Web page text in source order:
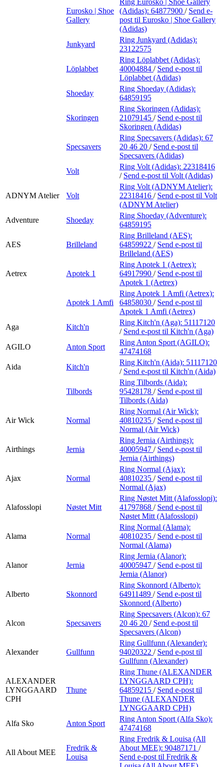
Eurosko | Shoe
Gallery
(Adidas): 64877900 / Send e-
post til Eurosko | Shoe Gallery
(Adidas)
Junkyard
Ring Junkyard (Adidas):
23122575
Löplabbet
Ring Löplabbet (Adidas):
40004884 / Send e-post til
Löplabbet (Adidas)
Shoeday
Ring Shoeday (Adidas):
64859195
Skoringen
Ring Skoringen (Adidas):
21079145 / Send e-post til
Skoringen (Adidas)
Specsavers
Ring Specsavers (Adidas): 67
20 46 20 / Send e-post til
Specsavers (Adidas)
Volt
Ring Volt (Adidas): 22318416
/ Send e-post til Volt (Adidas)
ADNYM Atelier Volt
Ring Volt (ADNYM Atelier):
22318416 / Send e-post til Volt
(ADNYM Atelier)
Adventure
Shoeday
Ring Shoeday (Adventure):
64859195
AES Brilleland
Ring Brilleland (AES):
64859922 / Send e-post til
Brilleland (AES)
Aetrex Apotek 1
Ring Apotek 1 (Aetrex):
64917990 / Send e-post til
Apotek 1 (Aetrex)
Apotek 1 Amfi
Ring Apotek 1 Amfi (Aetrex):
64858030 / Send e-post til
Apotek 1 Amfi (Aetrex)
Aga
Kitch'n
Ring Kitch'n (Aga): 51117120
/ Send e-post til Kitch'n (Aga)
AGILO
Anton Sport
Ring Anton Sport (AGILO):
47474168
Aida
Kitch'n
Ring Kitch'n (Aida): 51117120
/ Send e-post til Kitch'n (Aida)
Tilbords
Ring Tilbords (Aida):
95428178 / Send e-post til
Tilbords (Aida)
Air Wick Normal
Ring Normal (Air Wick):
40810235 / Send e-post til
Normal (Air Wick)
Airthings Jernia
Ring Jernia (Airthings):
40005947 / Send e-post til
Jernia (Airthings)
Ajax Normal
Ring Normal (Ajax):
40810235 / Send e-post til
Normal (Ajax)
Alafosslopi Nøstet Mitt
Ring Nøstet Mitt (Alafosslopi):
41797868 / Send e-post til
Nøstet Mitt (Alafosslopi)
Alama Normal
Ring Normal (Alama):
40810235 / Send e-post til
Normal (Alama)
Alanor Jernia
Ring Jernia (Alanor):
40005947 / Send e-post til
Jernia (Alanor)
Alberto Skonnord
Ring Skonnord (Alberto):
64911489 / Send e-post til
Skonnord (Alberto)
Alcon Specsavers
Ring Specsavers (Alcon): 67
20 46 20 / Send e-post til
Specsavers (Alcon)
Alexander Gullfunn
Ring Gullfunn (Alexander):
94020322 / Send e-post til
Gullfunn (Alexander)
ALEXANDER
LYNGGAARD
CPH
Thune
Ring Thune (ALEXANDER
LYNGGAARD CPH):
64859215 / Send e-post til
Thune (ALEXANDER
LYNGGAARD CPH)
Alfa Sko
Anton Sport
Ring Anton Sport (Alfa Sko):
47474168
All About MEE
Fredrik &
Louisa
Ring Fredrik & Louisa (All
About MEE): 90487171 /
Send e-post til Fredrik &